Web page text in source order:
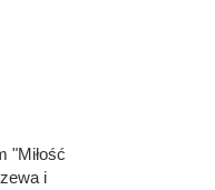
"Miłość
i